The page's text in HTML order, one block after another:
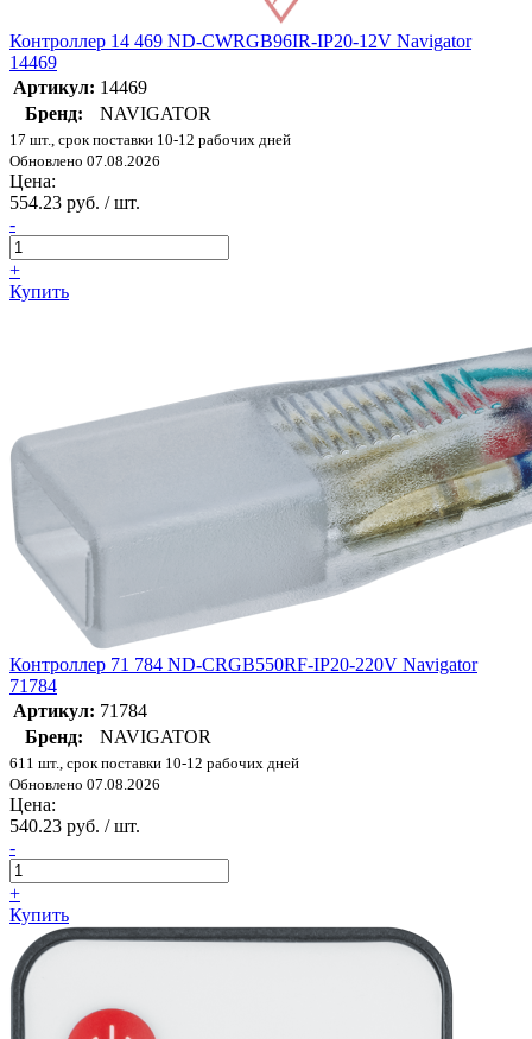
Контроллер 14 469 ND-CWRGB96IR-IP20-12V Navigator
14469
Артикул: 14469
Бренд:
NAVIGATOR
17 шт., срок поставки 10-12 рабочих дней
Обновлено 07.08.2026
Цена:
554.23 руб. / шт.
-
+
Купить
Контроллер 71 784 ND-CRGB550RF-IP20-220V Navigator
71784
Артикул: 71784
Бренд:
NAVIGATOR
611 шт., срок поставки 10-12 рабочих дней
Обновлено 07.08.2026
Цена:
540.23 руб. / шт.
-
+
Купить